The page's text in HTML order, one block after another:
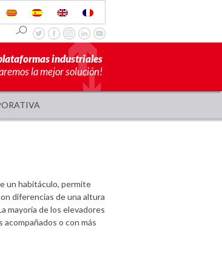
industriales
la mejor solución!
un habitáculo, permite
diferencias de una altura
mayoría de los elevadores
o con más